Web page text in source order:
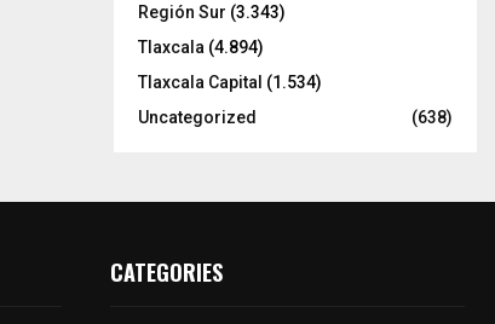
Región Sur (3.343)
Tlaxcala (4.894)
Tlaxcala Capital (1.534)
Uncategorized
(638)
CATEGORIES